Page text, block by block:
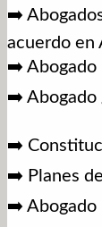
➡️
acuerdo en
➡️ Abogado
➡️ Abogado
➡️
➡️ Planes
➡️ Abogado